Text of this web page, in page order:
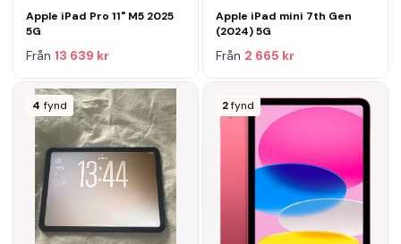
Apple iPad Pro 11" M5 2025
5G
Från 13 639 kr
Apple iPad mini 7th Gen
(2024) 5G
Från 2 665 kr
4 fynd 2 fynd